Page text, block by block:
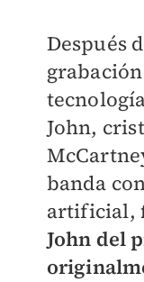
Después
John,
banda
artificial,
John del